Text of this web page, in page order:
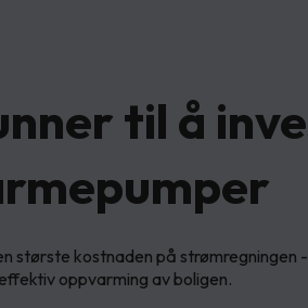
til å
største kostnaden på strømregningen
oppvarming av boligen.